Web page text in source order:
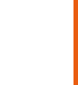
gilt der
der
der Magier
die